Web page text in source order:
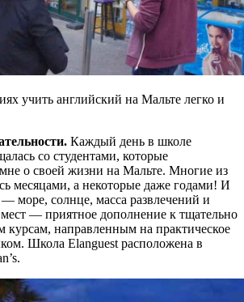
учить английский на Мальте легко и
Каждый день в школе
со студентами, которые
о своей жизни на Мальте. Многие из
месяцами, а некоторые даже годами! И
море, солнце, масса развлечений и
— приятное дополнение к тщательно
курсам, направленным на практическое
Школа Elanguest расположена в